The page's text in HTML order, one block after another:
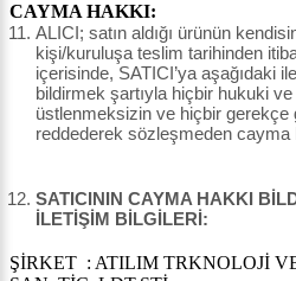
CAYMA HAKKI:
ALICI; satın aldığı ürünün
kişi/kuruluşa teslim tarihinden
içerisinde, SATICI’ya aşağıdaki
bildirmek şartıyla hiçbir hukuki
üstlenmeksizin ve hiçbir gerekçe
reddederek sözleşmeden cayma
SATICININ CAYMA HAKKI
İLETİŞİM BİLGİLERİ:
ŞİRKET : ATILIM TRKNOLOJİ